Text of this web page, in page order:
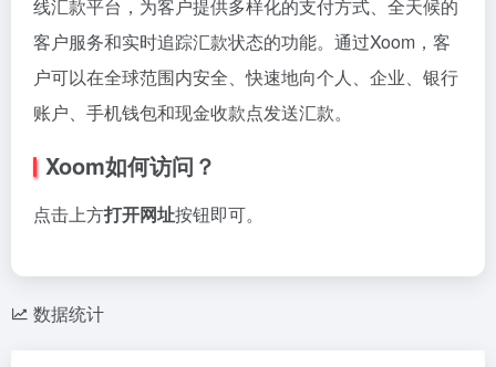
线汇款平台，为客户提供多样化的支付方式、全天候的
客户服务和实时追踪汇款状态的功能。通过Xoom，客
户可以在全球范围内安全、快速地向个人、企业、银行
账户、手机钱包和现金收款点发送汇款。
Xoom如何访问？
点击上方打开网址按钮即可。
数据统计